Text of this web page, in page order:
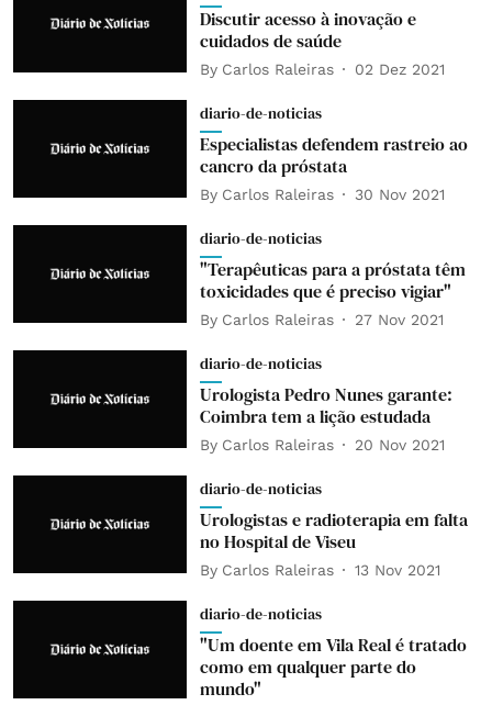
Discutir acesso à inovação e
cuidados de saúde
By Carlos Raleiras 02 Dez 2021
diario-de-noticias
Especialistas defendem rastreio ao
cancro da próstata
By Carlos Raleiras 30 Nov 2021
diario-de-noticias
"Terapêuticas para a próstata têm
toxicidades que é preciso vigiar"
By Carlos Raleiras 27 Nov 2021
diario-de-noticias
Urologista Pedro Nunes garante:
Coimbra tem a lição estudada
By Carlos Raleiras 20 Nov 2021
diario-de-noticias
Urologistas e radioterapia em falta
no Hospital de Viseu
By Carlos Raleiras 13 Nov 2021
diario-de-noticias
"Um doente em Vila Real é tratado
como em qualquer parte do
mundo"